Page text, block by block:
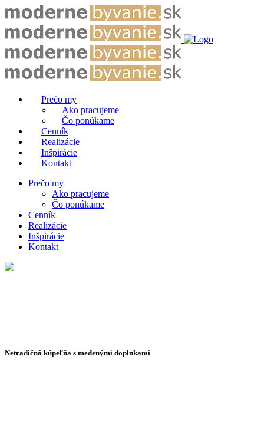
Prečo my
Ako pracujeme
Čo ponúkame
Cenník
Realizácie
Inšpirácie
Kontakt
Prečo my
Ako pracujeme
Čo ponúkame
Cenník
Realizácie
Inšpirácie
Kontakt
Netradičná kúpeľňa s medenými doplnkami